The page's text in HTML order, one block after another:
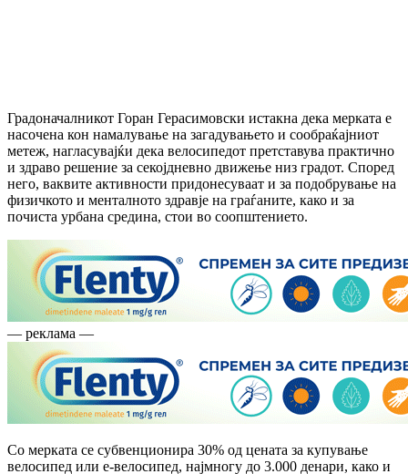
Градоначалникот Горан Герасимовски истакна дека мерката е
насочена кон намалување на загадувањето и сообраќајниот
метеж, нагласувајќи дека велосипедот претставува практично
и здраво решение за секојдневно движење низ градот. Според
него, ваквите активности придонесуваат и за подобрување на
физичкото и менталното здравје на граѓаните, како и за
почиста урбана средина, стои во соопштението.
— реклама —
Со мерката се субвенционира 30% од цената за купување
велосипед или е-велосипед, најмногу до 3.000 денари, како и